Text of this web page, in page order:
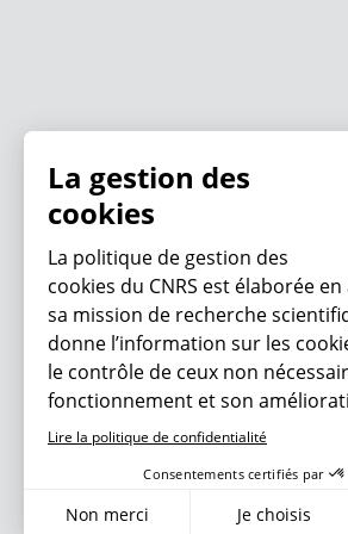
La gestion des
cookies
La politique de gestion des
cookies du CNRS est élaborée
sa mission de recherche
donne l’information sur les
le contrôle de ceux non
fonctionnement et son
Lire la politique de confidentialité
Consentements certifiés par
Non merci Je choisis